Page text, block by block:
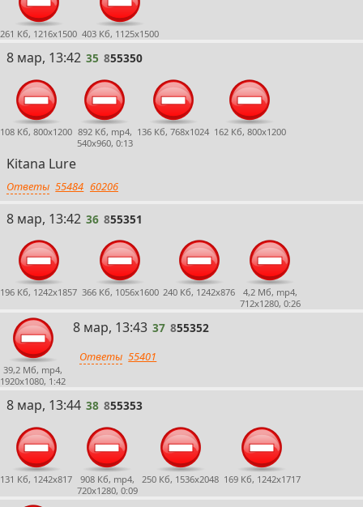
261 Кб, 1216x1500 403 Кб, 1125x1500
35
8 мар, 13:42 35 855350
108 Кб, 800x1200 892 Кб, mp4,
540x960, 0:13
136 Кб, 768x1024 162 Кб, 800x1200
Kitana Lure
Ответы 55484 60206
36
8 мар, 13:42 36 855351
196 Кб, 1242x1857 366 Кб, 1056x1600 240 Кб, 1242x876
4,2 Мб, mp4,
712x1280, 0:26
39,2 Мб, mp4,
1920x1080, 1:42
37
8 мар, 13:43 37 855352
Ответы 55401
38
8 мар, 13:44 38 855353
131 Кб, 1242x817
908 Кб, mp4,
720x1280, 0:09
250 Кб, 1536x2048 169 Кб, 1242x1717